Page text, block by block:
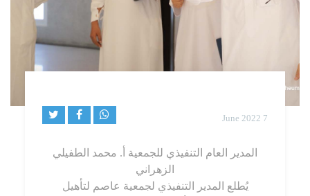
7 June 2022
المدير العام التنفيذي للجمعية أ. محمد الطفيلي
الزهراني
يُطلع المدير التنفيذي لجمعية عاصم لتأهيل